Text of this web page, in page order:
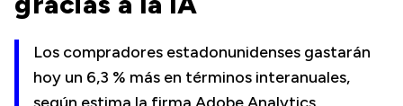
Los compradores estadonunidenses gastarán
hoy un 6,3 % más en términos interanuales,